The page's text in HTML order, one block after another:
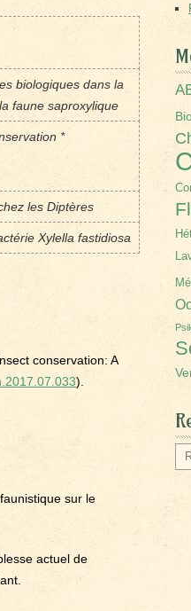
biologiques dans la
faune saproxylique
*
les Diptères
Xylella fastidiosa
conservation: A
).
sur le
actuel de